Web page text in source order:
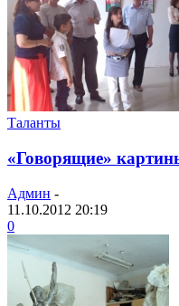
Таланты
«Говорящие»
Админ -
11.10.2012 20:19
0